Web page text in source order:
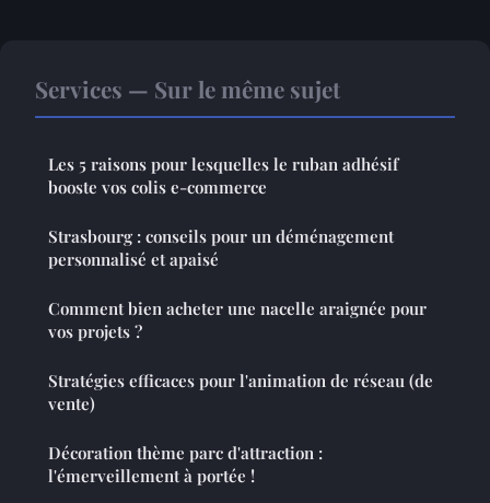
Services — Sur le même sujet
Les 5 raisons pour lesquelles le ruban adhésif
booste vos colis e-commerce
Strasbourg : conseils pour un déménagement
personnalisé et apaisé
Comment bien acheter une nacelle araignée pour
vos projets ?
Stratégies efficaces pour l'animation de réseau (de
vente)
Décoration thème parc d'attraction :
l'émerveillement à portée !